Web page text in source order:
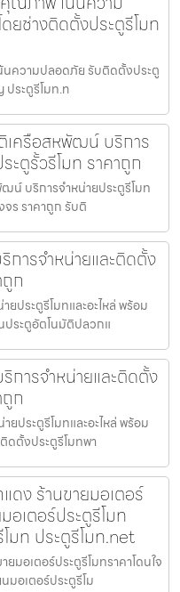
ยช่างติดตั้งประตูรีโมท
ความปลอดภัย รับติดตั้งประตู
ประตูรีโมท.n
เครือสหพัฒน์ บริการ
ะตูรั้วรีโมท ราคาถูก
น์ บริการจำหน่ายประตูรีโมท
ร ราคาถูก รับติ
การจำหน่ายและติดตั้ง
ก
ประตูรีโมทและอะไหล่ พร้อม
ประตูอัตโนมัติปลวกแ
การจำหน่ายและติดตั้ง
ก
ประตูรีโมทและอะไหล่ พร้อม
ดตั้งประตูรีโมทพา
ดง ร้านขายมอเตอร์
อเตอร์ประตูรีโมท
มท ประตูรีโมท.net
มอเตอร์ประตูรีโมทราคาโดนใจ
มอเตอร์ประตูรีโม